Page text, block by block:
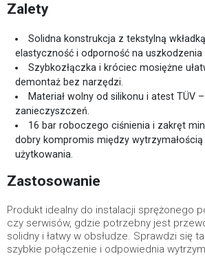
Zalety
Solidna konstrukcja z tekstylną
elastyczność i odporność na uszkodzenia
Szybkozłączka i króciec mosiężne
demontaż bez narzędzi.
Materiał wolny od silikonu i atest TÜV
zanieczyszczeń.
16 bar roboczego ciśnienia i zakręt
dobry kompromis między wytrzymałością
użytkowania.
Zastosowanie
Produkt idealny do instalacji sprężonego
czy serwisów, gdzie potrzebny jest
solidny i łatwy w obsłudze. Sprawdzi się
szybkie połączenie i odpowiednia